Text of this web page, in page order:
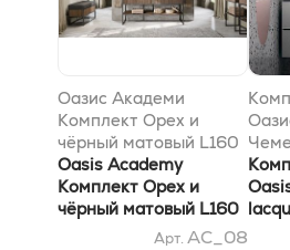
Оазис Академи
Комплект Орех и
чёрный матовый L160
x W53 x H84 cm
Oasis Academy
Комплект Орех и
чёрный матовый L160
x W53 x H84 cm
Арт. AC_08